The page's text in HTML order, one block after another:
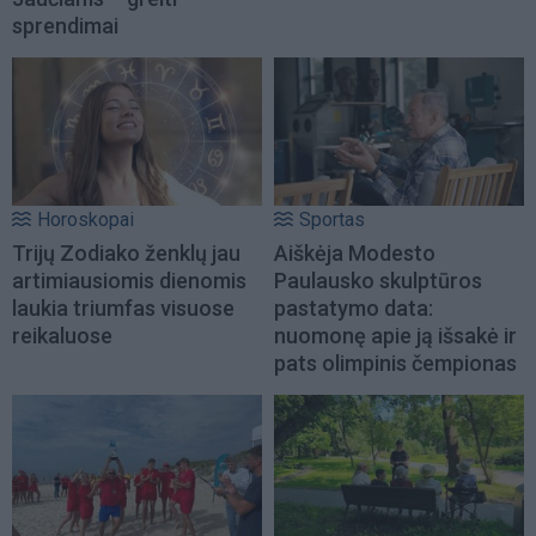
sprendimai
Horoskopai
Trijų Zodiako ženklų jau
artimiausiomis dienomis
laukia triumfas visuose
reikaluose
Sportas
Aiškėja Modesto
Paulausko skulptūros
pastatymo data:
nuomonę apie ją išsakė ir
pats olimpinis čempionas